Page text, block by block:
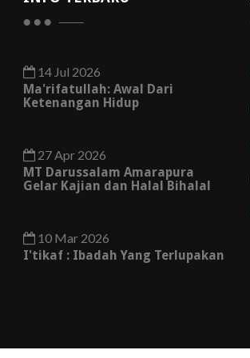
14 Jul 2026
Ma'rifatullah: Awal Dari
Ketenangan Hidup
27 Apr 2026
MT Darussalam Amarapura
Gelar Kajian dan Halal Bihalal
10 Mar 2026
I'tikaf : Ibadah Yang Terlupakan